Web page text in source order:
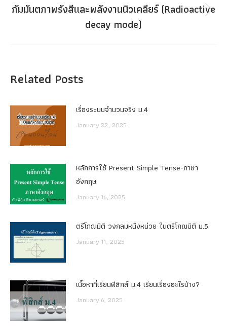
Next
post:
กัมมันตภาพรังสีและพลังงานนิวเคลียร์ (Radioactive
decay mode)
Related Posts
เรื่องระบบจํานวนจริง ม.4
January 22, 2025
หลักการใช้ Present Simple Tense-ภาษา
อังกฤษ
January 16, 2025
ตรีโกณมิติ วงกลมหนึ่งหน่วย ในตรีโกณมิติ ม.5
January 11, 2025
เนื้อหาที่เรียนฟิสิกส์ ม.4 เรียนเรื่องอะไรบ้าง?
January 6, 2025